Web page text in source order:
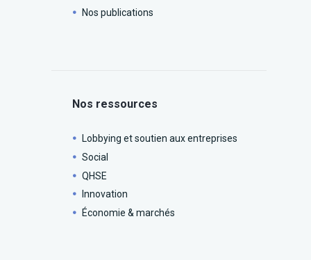
Nos publications
Nos ressources
Lobbying et soutien aux entreprises
Social
QHSE
Innovation
Économie & marchés